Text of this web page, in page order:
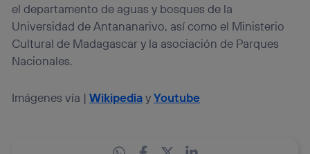
el departamento de aguas y bosques de la
Universidad de Antananarivo, así como el Ministerio
Cultural de Madagascar y la asociación de Parques
Nacionales.
Imágenes vía |WikipediayYoutube